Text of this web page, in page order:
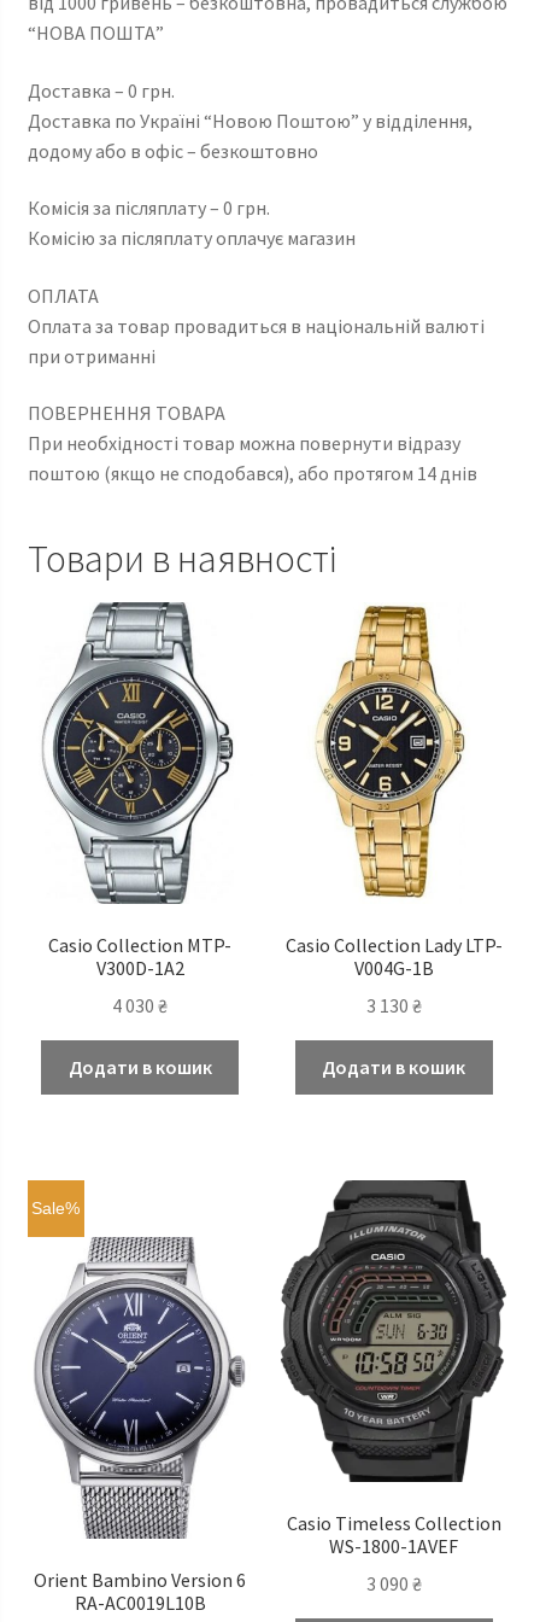
“НОВА ПОШТА”
Доставка – 0 грн.
Доставка по Україні “Новою Поштою” у відділення,
додому або в офіс – безкоштовно
Комісія за післяплату – 0 грн.
Комісію за післяплату оплачує магазин
ОПЛАТА
Оплата за товар провадиться в національній валюті
при отриманні
ПОВЕРНЕННЯ ТОВАРА
При необхідності товар можна повернути відразу
поштою (якщо не сподобався), або протягом 14 днів
Товари в наявності
Casio Сollection MTP-
V300D-1A2
4 030₴
Додати в кошик
Casio Сollection Lady LTP-
V004G-1B
3 130 ₴
Додати в кошик
Sale%
Orient Bambino Version 6
RA-AC0019L10B
Casio Timeless Сollection
WS-1800-1AVEF
3 090 ₴